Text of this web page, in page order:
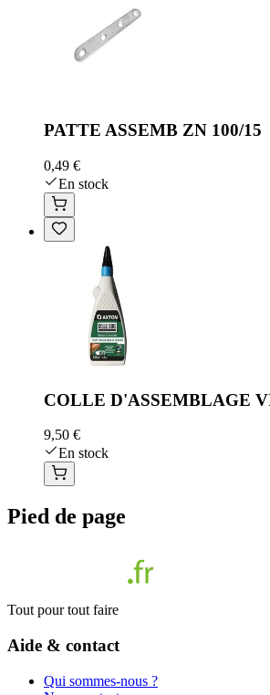
PATTE ASSEMB ZN 100/15
0,49 €
En stock
COLLE D'ASSEMBLAGE
9,50 €
En stock
Pied de page
Tout pour tout faire
Aide & contact
Qui sommes-nous ?